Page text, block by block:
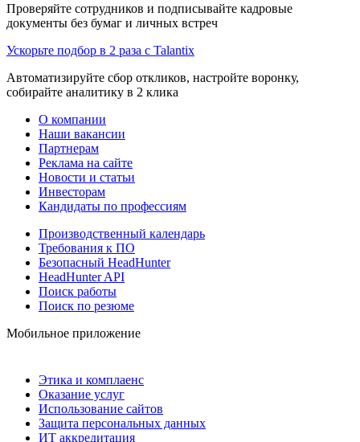
Проверяйте сотрудников и подписывайте кадровые
документы без бумаг и личных встреч
Ускорьте подбор в 2 раза с Talantix
Автоматизируйте сбор откликов, настройте воронку,
собирайте аналитику в 2 клика
О компании
Наши вакансии
Партнерам
Реклама на сайте
Новости и статьи
Инвесторам
Кандидаты по профессиям
Производственный календарь
Требования к ПО
Безопасный HeadHunter
HeadHunter API
Поиск работы
Поиск по резюме
Мобильное приложение
Этика и комплаенс
Оказание услуг
Использование сайтов
Защита персональных данных
ИТ аккредитация